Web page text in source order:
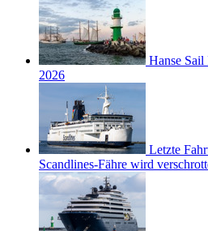
Hanse Sail
2026
Letzte
Scandlines-Fähre wird